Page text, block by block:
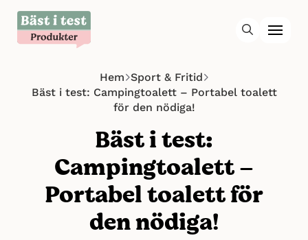
Hem Sport & Fritid
Bäst i test: Campingtoalett – Portabel toalett
för den nödiga!
Bäst i test:
Campingtoalett –
Portabel toalett för
den nödiga!